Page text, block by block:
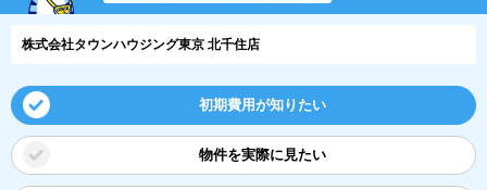
株式会社タウンハウジング東京 北千住店
初期費用が知りたい
物件を実際に見たい